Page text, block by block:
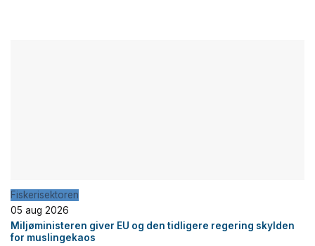
Fiskerisektoren
05 aug 2026
Miljøministeren giver EU og den tidligere regering skylden
for muslingekaos